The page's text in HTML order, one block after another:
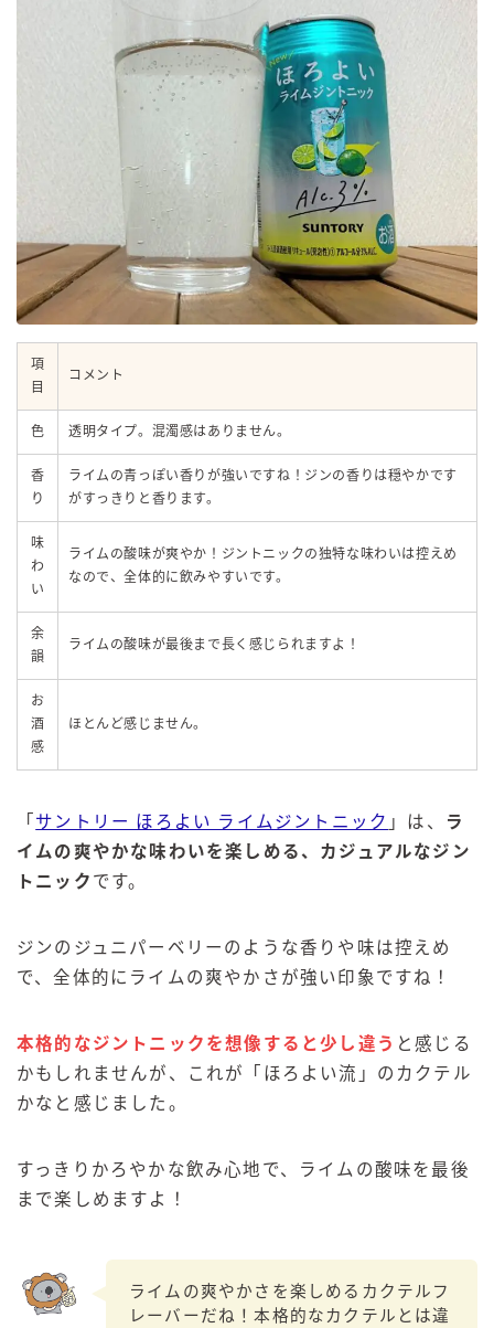
項
目
コメント
色 透明タイプ。混濁感はありません。
香
り
ライムの青っぽい香りが強いですね！ジンの香りは穏やかです
がすっきりと香ります。
味
わ
い
ライムの酸味が爽やか！ジントニックの独特な味わいは控えめ
なので、全体的に飲みやすいです。
余
韻
ライムの酸味が最後まで長く感じられますよ！
お
酒
感
ほとんど感じません。
「 サントリー ほろよい ライムジントニック 」は、
ラ
イムの爽やかな味わいを楽しめる、カジュアルなジン
トニック です。
ジンのジュニパーベリーのような香りや味は控えめ
で、全体的にライムの爽やかさが強い印象ですね！
本格的なジントニックを想像すると少し違う と感じる
かもしれませんが、これが「ほろよい流」のカクテル
かなと感じました。
すっきりかろやかな飲み心地で、ライムの酸味を最後
まで楽しめますよ！
ライムの爽やかさを楽しめるカクテルフ
レーバーだね！本格的なカクテルとは違